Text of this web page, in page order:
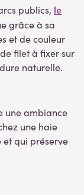
publics, le
grâce à sa
et de couleur
filet à fixer sur
naturelle.
une ambiance
une haie
et qui préserve